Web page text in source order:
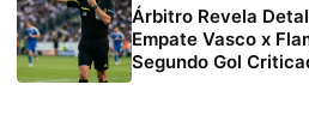
Árbitro Revela
Empate Vasco x
Segundo Gol